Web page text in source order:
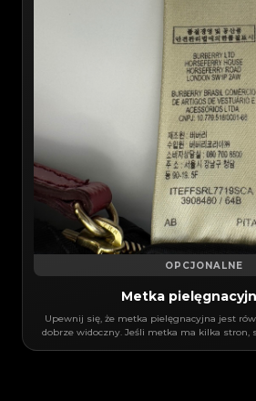
OPCJONALNE
Metka
Upewnij się, że metka pielęgnacyjna jest
dobrze widoczny. Jeśli metka ma kilka stron,